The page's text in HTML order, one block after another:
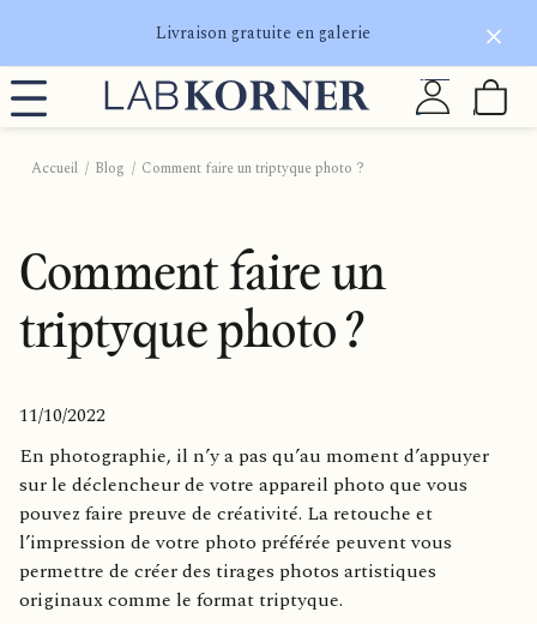
Livraison gratuite en galerie
Accueil Blog Comment faire un triptyque photo ?
Comment faire un
triptyque photo ?
11/10/2022
En photographie, il n’y a pas qu’au moment d’appuyer
sur le déclencheur de votre appareil photo que vous
pouvez faire preuve de créativité. La retouche et
l’impression de votre photo préférée peuvent vous
permettre de créer des tirages photos artistiques
originaux comme le format triptyque.